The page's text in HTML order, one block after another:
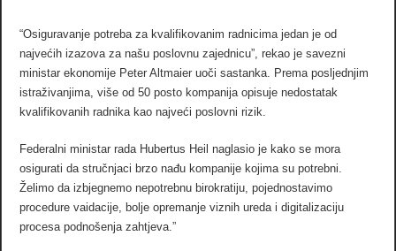
“Osiguravanje potreba za kvalifikovanim radnicima jedan je od
najvećih izazova za našu poslovnu zajednicu”, rekao je savezni
ministar ekonomije Peter Altmaier uoči sastanka. Prema posljednjim
istraživanjima, više od 50 posto kompanija opisuje nedostatak
kvalifikovanih radnika kao najveći poslovni rizik.
Federalni ministar rada Hubertus Heil naglasio je kako se mora
osigurati da stručnjaci brzo nađu kompanije kojima su potrebni.
Želimo da izbjegnemo nepotrebnu birokratiju, pojednostavimo
procedure vaidacije, bolje opremanje viznih ureda i digitalizaciju
procesa podnošenja zahtjeva.”